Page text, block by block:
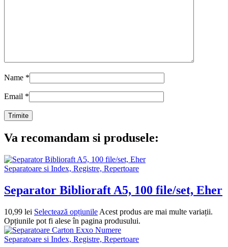
Name *
Email *
Va recomandam si produsele:
Separatoare si Index, Registre, Repertoare
Separator Biblioraft A5, 100 file/set, Eher
10,99 lei Selectează opțiunile Acest produs are mai multe variații.
Opțiunile pot fi alese în pagina produsului.
Separatoare si Index, Registre, Repertoare